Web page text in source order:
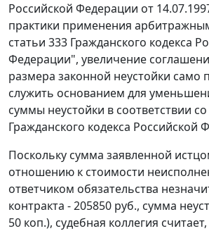
Российской Федерации от
практики применения
статьи 333 Гражданского кодекса
Федерации", увеличение
размера законной неустойки само
служить основанием для
суммы неустойки в соответствии со
Гражданского кодекса Российской
Поскольку сумма заявленной
отношению к стоимости
ответчиком обязательства
контракта - 205850 руб., сумма
50 коп.), судебная коллегия